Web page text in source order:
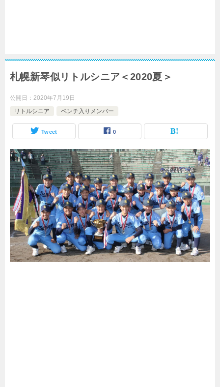
札幌新琴似リトルシニア＜2020夏＞
公開日： 2020年7月19日
リトルシニア
ベンチ入りメンバー
Tweet 0